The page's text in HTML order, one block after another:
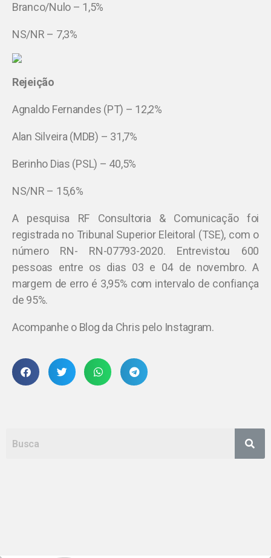
Branco/Nulo – 1,5%
NS/NR – 7,3%
Rejeição
Agnaldo Fernandes (PT) – 12,2%
Alan Silveira (MDB) – 31,7%
Berinho Dias (PSL) – 40,5%
NS/NR – 15,6%
A pesquisa RF Consultoria & Comunicação foi
registrada no Tribunal Superior Eleitoral (TSE), com o
número RN- RN-07793-2020. Entrevistou 600
pessoas entre os dias 03 e 04 de novembro. A
margem de erro é 3,95% com intervalo de confiança
de 95%.
Acompanhe o Blog da Chris pelo Instagram.